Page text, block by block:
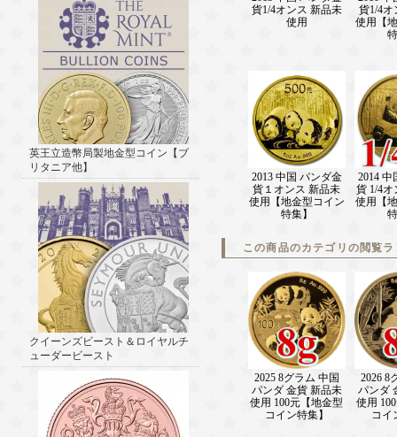
英王立造幣局製地金型コイン【ブ
リタニア他】
クイーンズビースト＆ロイヤルチ
ューダービースト
貨1/4オンス 新品未
使用
貨1/4
使用【
2013 中国 パンダ金
貨１オンス 新品未
使用【地金型コイン
特集】
2014 中
貨 1/4
使用【
この商品のカテゴリの閲覧
2025 8グラム 中国
パンダ 金貨 新品未
使用 100元【地金型
コイン特集】
2026 8
パンダ
使用
コイ